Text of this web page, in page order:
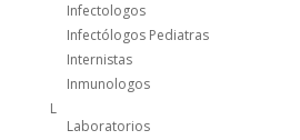
Infectologos
Infectólogos Pediatras
Internistas
Inmunologos
L
Laboratorios